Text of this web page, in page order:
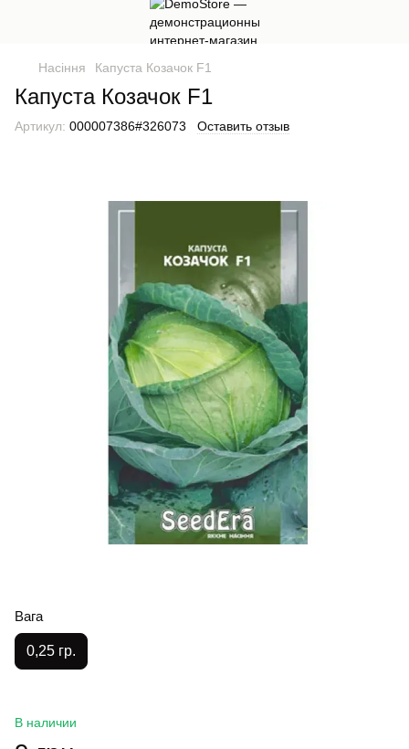
Насіння Капуста Козачок F1
Капуста Козачок F1
Артикул: 000007386#326073 Оставить отзыв
Вага
0,25 гр.
В наличии